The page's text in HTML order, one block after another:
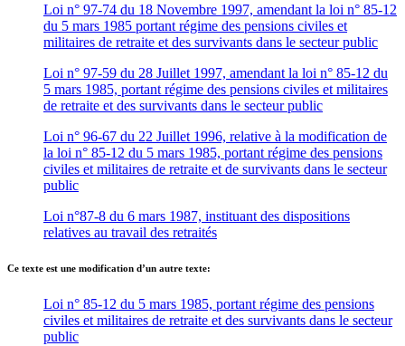
Loi n° 97-74 du 18 Novembre 1997, amendant la loi n° 85-12
du 5 mars 1985 portant régime des pensions civiles et
militaires de retraite et des survivants dans le secteur public
Loi n° 97-59 du 28 Juillet 1997, amendant la loi n° 85-12 du
5 mars 1985, portant régime des pensions civiles et militaires
de retraite et des survivants dans le secteur public
Loi n° 96-67 du 22 Juillet 1996, relative à la modification de
la loi n° 85-12 du 5 mars 1985, portant régime des pensions
civiles et militaires de retraite et de survivants dans le secteur
public
Loi n°87-8 du 6 mars 1987, instituant des dispositions
relatives au travail des retraités
Ce texte est une modification d’un autre texte:
Loi n° 85-12 du 5 mars 1985, portant régime des pensions
civiles et militaires de retraite et des survivants dans le secteur
public